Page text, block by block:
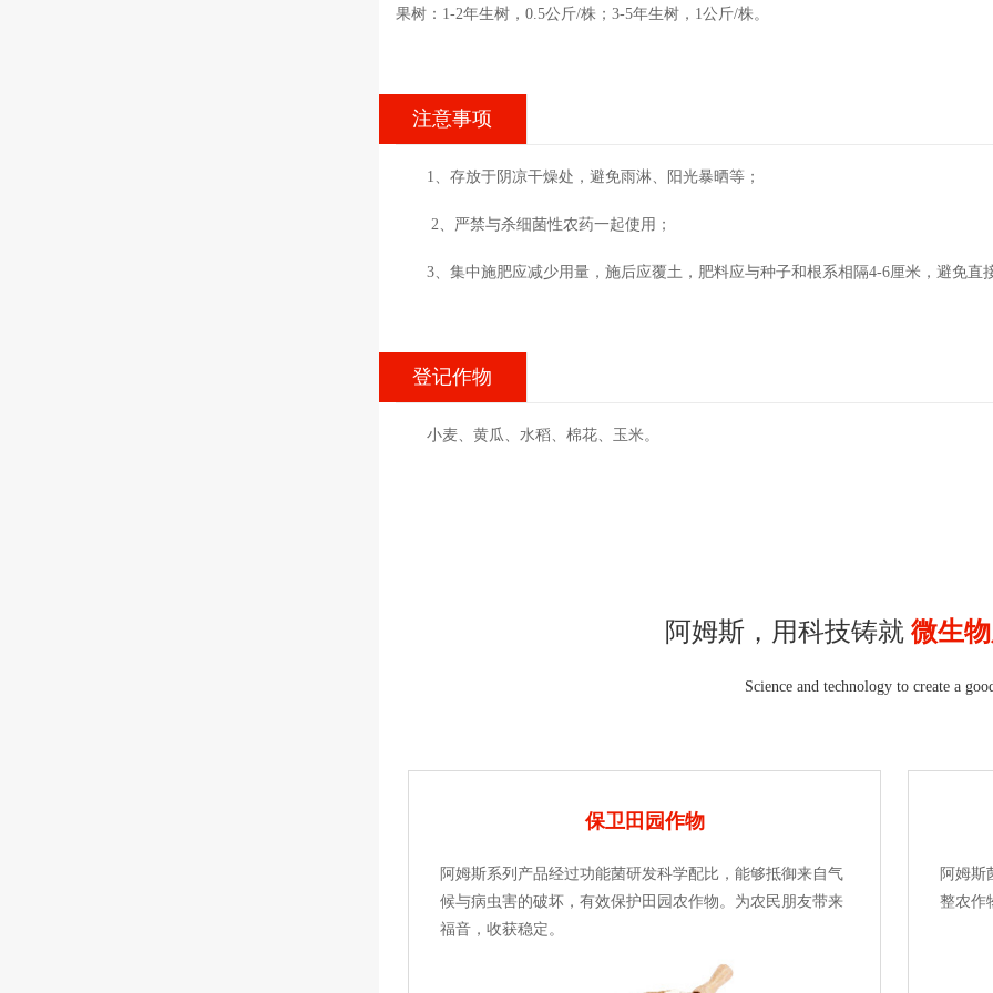
果树：1-2年生树，0.5公斤/株；3-5年生树，1公斤/株。
注意事项
1、存放于阴凉干燥处，避免雨淋、阳光暴晒等；
2、严禁与杀细菌性农药一起使用；
3、集中施肥应减少用量，施后应覆土，肥料应与种子和根系相隔4-6厘米，避免直
登记作物
小麦、黄瓜、水稻、棉花、玉米。
阿姆斯，用科技铸就 微生
Science and technology to create a
保卫田园作物
阿姆斯系列产品经过功能菌研发科学配比，能够抵御来自气
候与病虫害的破坏，有效保护田园农作物。为农民朋友带来
福音，收获稳定。
阿姆斯
整农作